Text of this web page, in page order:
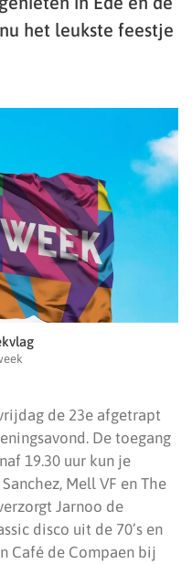
het leukste feestje
de 23e afgetrapt
De toegang
19.30 uur kun je
Mell VF en The
Jarnoo de
disco uit de 70’s en
Café de Compaen bij